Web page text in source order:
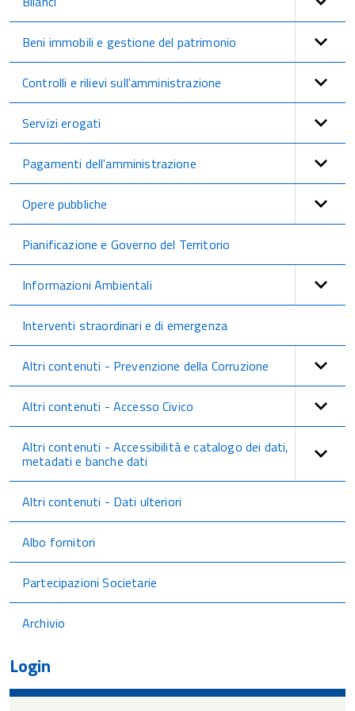
Beni immobili e gestione del patrimonio
Controlli e rilievi sull'amministrazione
Servizi erogati
Pagamenti dell'amministrazione
Opere pubbliche
Pianificazione e Governo del Territorio
Informazioni Ambientali
Interventi straordinari e di emergenza
Altri contenuti - Prevenzione della Corruzione
Altri contenuti - Accesso Civico
Altri contenuti - Accessibilità e catalogo dei dati,
metadati e banche dati
Altri contenuti - Dati ulteriori
Albo fornitori
Partecipazioni Societarie
Archivio
Login